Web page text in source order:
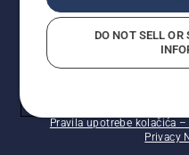
Pravila upotrebe kolačića –
Privacy
DO NOT SELL OR